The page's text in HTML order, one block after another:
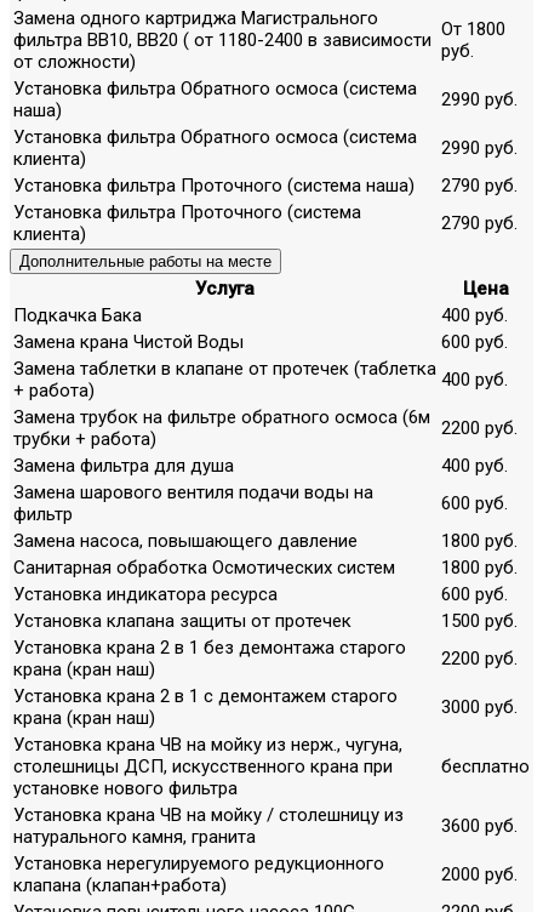
Замена одного картриджа Магистрального
фильтра ВВ10, ВВ20 ( от 1180-2400 в зависимости
от сложности)
От 1800
руб.
Установка фильтра Обратного осмоса (система
наша)
2990 руб.
Установка фильтра Обратного осмоса (система
клиента)
2990 руб.
Установка фильтра Проточного (система наша)
2790 руб.
Установка фильтра Проточного (система
клиента)
2790 руб.
Дополнительные работы на месте
Услуга
Цена
Подкачка Бака
400 руб.
Замена крана Чистой Воды
600 руб.
Замена таблетки в клапане от протечек (таблетка
+ работа)
400 руб.
Замена трубок на фильтре обратного осмоса (6м
трубки + работа)
2200 руб.
Замена фильтра для душа
400 руб.
Замена шарового вентиля подачи воды на
фильтр
600 руб.
Замена насоса, повышающего давление
1800 руб.
Санитарная обработка Осмотических систем
1800 руб.
Установка индикатора ресурса
600 руб.
Установка клапана защиты от протечек
1500 руб.
Установка крана 2 в 1 без демонтажа старого
крана (кран наш)
2200 руб.
Установка крана 2 в 1 с демонтажем старого
крана (кран наш)
3000 руб.
Установка крана ЧВ на мойку из нерж., чугуна,
столешницы ДСП, искусственного крана при
установке нового фильтра
бесплатно
Установка крана ЧВ на мойку / столешницу из
натурального камня, гранита
3600 руб.
Установка нерегулируемого редукционного
клапана (клапан+работа)
2000 руб.